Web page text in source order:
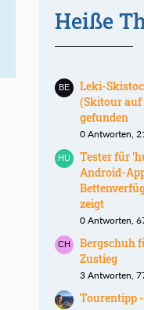
Heiße
Leki-
(Skitour auf
gefunden
0 Antworten,
Tester für
Android-
zeigt
0 Antworten,
Bergschuh
Zustieg
3 Antworten,
Tourentipp